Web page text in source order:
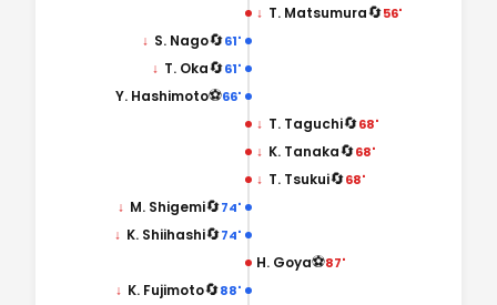
↓ T. Matsumura🔄56'
61'
🔄
↓ S. Nago
61'
🔄
↓ T. Oka
66'
⚽
Y. Hashimoto
↓ T. Taguchi🔄68'
↓ K. Tanaka🔄68'
↓ T. Tsukui🔄68'
74'
🔄
↓ M. Shigemi
74'
🔄
↓ K. Shiihashi
H. Goya⚽87'
88'
🔄
↓ K. Fujimoto